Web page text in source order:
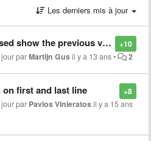
Les derniers mis à jour
+10
the previous view in the stack
jour parMartijn Gusil y a 13 ans• 2
+8
first and last line
par Pavlos Vinieratosil y a 15 ans